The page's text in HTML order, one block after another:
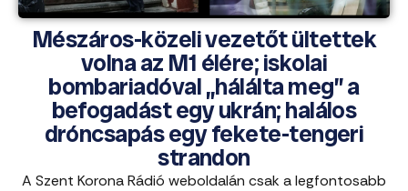
Mészáros-közeli vezetőt ültettek
volna az M1 élére; iskolai
bombariadóval „hálálta meg” a
befogadást egy ukrán; halálos
dróncsapás egy fekete-tengeri
strandon
A Szent Korona Rádió weboldalán csak a legfontosabb